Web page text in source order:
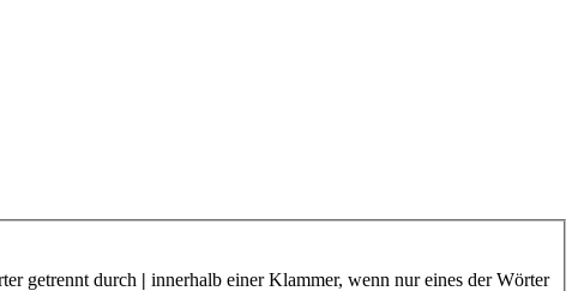
getrennt durch | innerhalb einer Klammer, wenn nur eines der Wörter